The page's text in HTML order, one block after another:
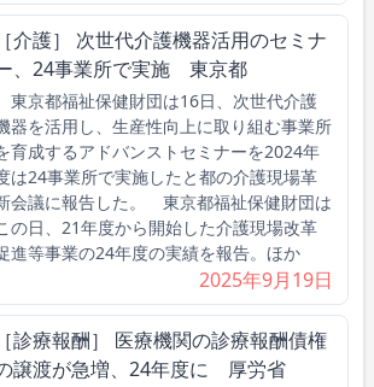
［介護］ 次世代介護機器活用のセミナ
、24事業所で実施 東京都
東京都福祉保健財団は16日、次世代介護
器を活用し、生産性向上に取り組む事業所
育成するアドバンストセミナーを2024年
は24事業所で実施したと都の介護現場革
会議に報告した。 東京都福祉保健財団は
の日、21年度から開始した介護現場改革
進等事業の24年度の実績を報告。ほか
2025年9月19日
［診療報酬］ 医療機関の診療報酬債権
譲渡が急増、24年度に 厚労省